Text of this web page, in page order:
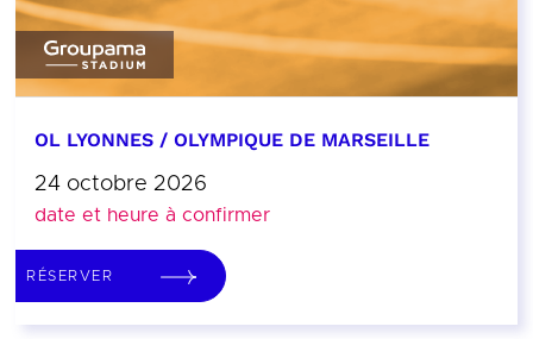
OL LYONNES / OLYMPIQUE DE MARSEILLE
24 octobre 2026
date et heure à confirmer
RÉSERVER